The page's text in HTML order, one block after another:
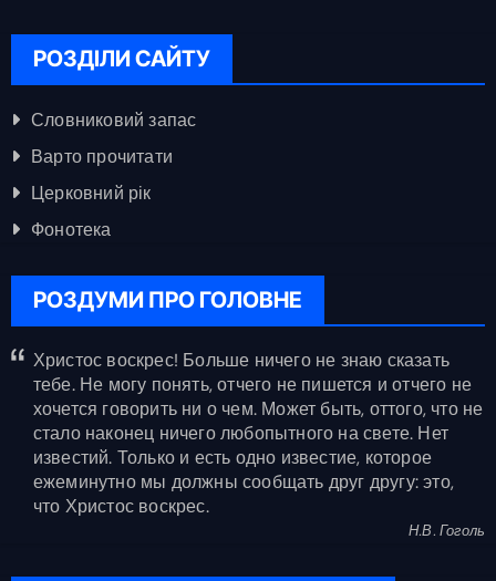
РОЗДІЛИ САЙТУ
Словниковий запас
Варто прочитати
Церковний рік
Фонотека
РОЗДУМИ ПРО ГОЛОВНЕ
Христос воскрес! Больше ничего не знаю сказать
тебе. Не могу понять, отчего не пишется и отчего не
хочется говорить ни о чем. Может быть, оттого, что не
стало наконец ничего любопытного на свете. Нет
известий. Только и есть одно известие, которое
ежеминутно мы должны сообщать друг другу: это,
что Христос воскрес.
Н.В. Гоголь